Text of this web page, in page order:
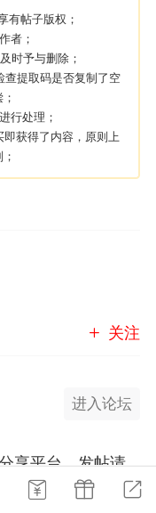
机招募
，
息
有帖子版权；
者；
时予与删除；
提取码是否复制了空
行处理；
获得了内容，原则上
关注
进入论坛
享平台。发帖请
！